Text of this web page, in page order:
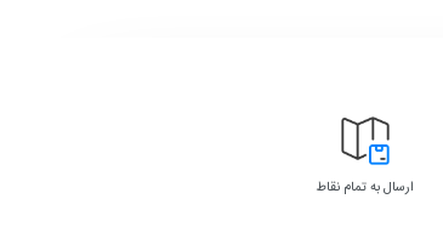
ارسال به تمام نقاط